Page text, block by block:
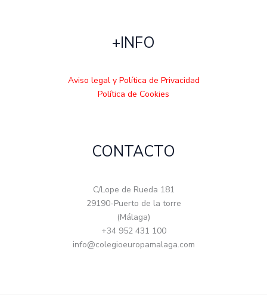
+INFO
Aviso legal y Política de Privacidad
Política de Cookies
CONTACTO
C/Lope de Rueda 181
29190-Puerto de la torre
(Málaga)
+34 952 431 100
info@colegioeuropamalaga.com